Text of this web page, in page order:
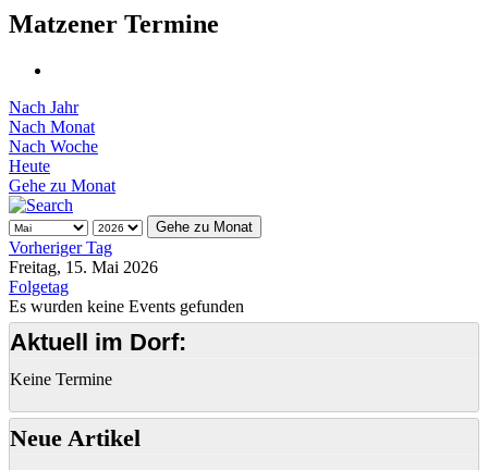
Matzener Termine
Nach Jahr
Nach Monat
Nach Woche
Heute
Gehe zu Monat
Gehe zu Monat
Vorheriger Tag
Freitag, 15. Mai 2026
Folgetag
Es wurden keine Events gefunden
Aktuell im Dorf:
Keine Termine
Neue Artikel